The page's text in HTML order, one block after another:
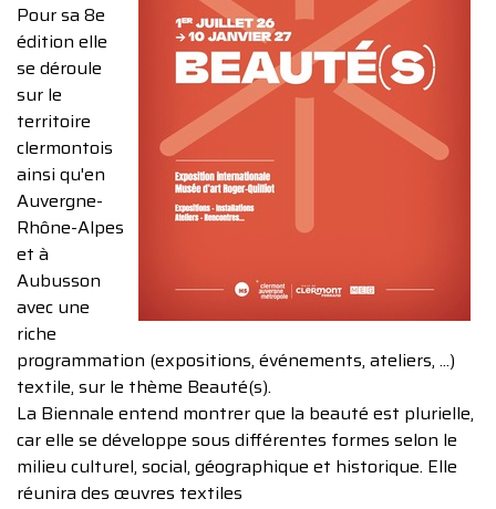
Pour sa 8e
édition elle
se déroule
sur le
territoire
clermontois
ainsi qu'en
Auvergne-
Rhône-Alpes
et à
Aubusson
avec une
riche
programmation (expositions, événements, ateliers, ...)
textile, sur le thème Beauté(s).
La Biennale entend montrer que la beauté est plurielle,
car elle se développe sous différentes formes selon le
milieu culturel, social, géographique et historique. Elle
réunira des œuvres textiles